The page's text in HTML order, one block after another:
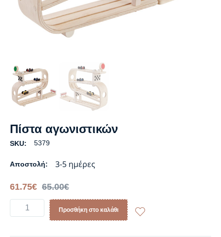
Πίστα αγωνιστικών
SKU: 5379
Αποστολή: 3-5 ημέρες
65.00€
61.75€
Προσθήκη στο καλάθι